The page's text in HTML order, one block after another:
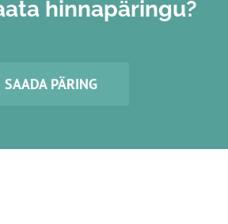
hinnapäringu?
SAADA PÄRING